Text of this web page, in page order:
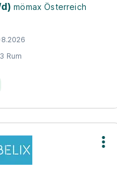
mömax Österreich
Rum